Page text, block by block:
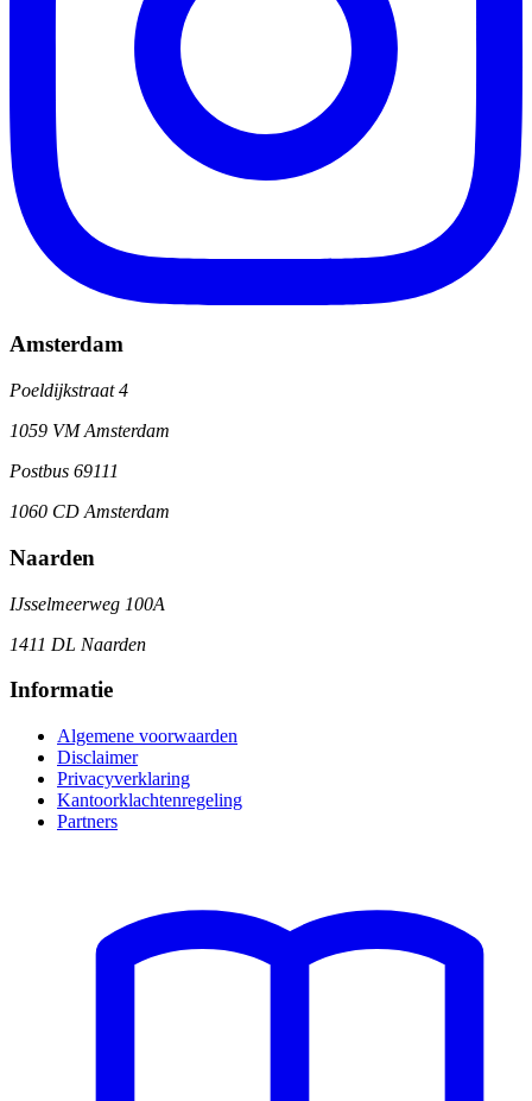
Amsterdam
Poeldijkstraat 4
1059 VM Amsterdam
Postbus 69111
1060 CD Amsterdam
Naarden
IJsselmeerweg 100A
1411 DL Naarden
Informatie
Algemene voorwaarden
Disclaimer
Privacyverklaring
Kantoorklachtenregeling
Partners